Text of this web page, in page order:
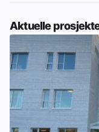
Aktuelle